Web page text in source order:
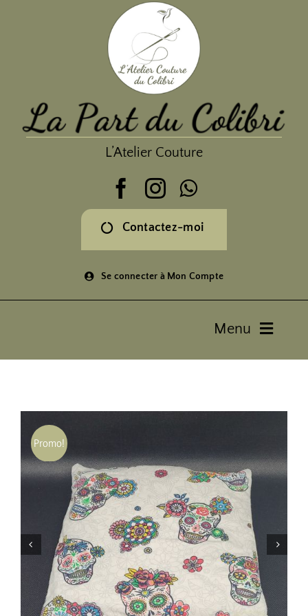
L’Atelier Couture
Contactez-moi
Se connecter à Mon Compte
Menu
La Boutique
Mon Histoire
Mon Compte
Contact
Promo!